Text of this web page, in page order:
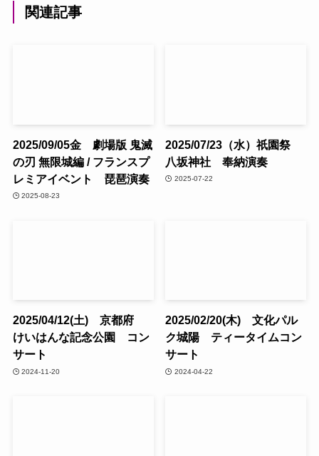
関連記事
2025/09/05金 劇場版 鬼滅
の刃 無限城編 / フランスプ
レミアイベント 琵琶演奏
2025-08-23
2025/07/23（水）祇園祭
八坂神社 奉納演奏
2025-07-22
2025/04/12(土) 京都府
けいはんな記念公園 コン
サート
2024-11-20
2025/02/20(木) 文化パル
ク城陽 ティータイムコン
サート
2024-04-22